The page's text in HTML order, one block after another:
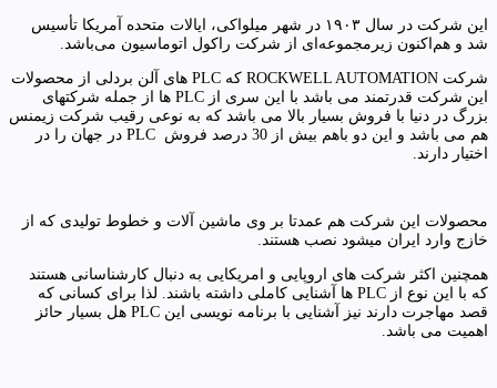
این شرکت در سال ۱۹۰۳ در شهر میلواکی، ایالات متحده آمریکا تأسیس
شد و هم‌اکنون زیرمجموعه‌ای از شرکت راکول اتوماسیون می‌باشد.
شرکت ROCKWELL AUTOMATION که PLC های آلن بردلی از محصولات
این شرکت قدرتمند می باشد با این سری از PLC ها از جمله شرکتهای
بزرگ در دنیا با فروش بسیار بالا می باشد که به نوعی رقیب شرکت زیمنس
هم می باشد و این دو باهم بیش از 30 درصد فروش PLC در جهان را در
اختیار دارند.
محصولات این شرکت هم عمدتا بر وی ماشین آلات و خطوط تولیدی که از
خازج وارد ایران میشود نصب هستند.
همچنین اکثر شرکت های اروپایی و امریکایی به دنبال کارشناسانی هستند
که با این نوع از PLC ها آشنایی کاملی داشته باشند. لذا برای کسانی که
قصد مهاجرت دارند نیز آشنایی با برنامه نویسی این PLC هل بسیار حائز
اهمیت می باشد.